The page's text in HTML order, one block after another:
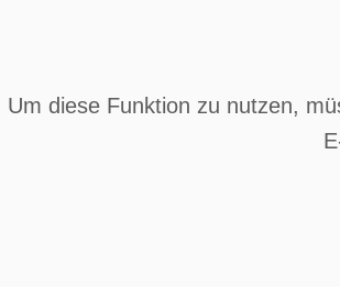
Um diese Funktion zu nutzen,